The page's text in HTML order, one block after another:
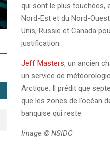
qui sont le plus touchées,
Nord-Est et du Nord-
Unis, Russie et Canada
justification.
Jeff Masters, un ancien
un service de
Arctique. Il prédit que
que les zones de l’océan
banquise qui reste.
Image © NSIDC